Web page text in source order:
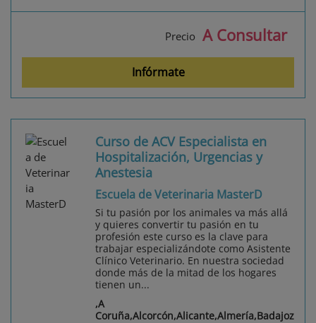
Precio A Consultar
Infórmate
Curso de ACV Especialista en
Hospitalización, Urgencias y
Anestesia
Escuela de Veterinaria MasterD
Si tu pasión por los animales va más allá
y quieres convertir tu pasión en tu
profesión este curso es la clave para
trabajar especializándote como Asistente
Clínico Veterinario. En nuestra sociedad
donde más de la mitad de los hogares
tienen un...
,A
Coruña,Alcorcón,Alicante,Almería,Badajoz